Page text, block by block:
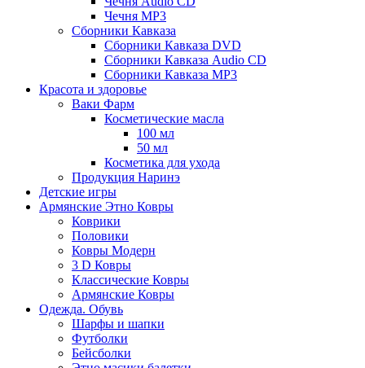
Чечня MP3
Сборники Кавказа
Сборники Кавказа DVD
Сборники Кавказа Audio CD
Сборники Кавказа MP3
Красота и здоровье
Ваки Фарм
Косметические масла
100 мл
50 мл
Косметика для ухода
Продукция Наринэ
Детские игры
Армянские Этно Ковры
Коврики
Половики
Ковры Модерн
3 D Ковры
Классические Ковры
Армянские Ковры
Одежда. Обувь
Шарфы и шапки
Футболки
Бейсболки